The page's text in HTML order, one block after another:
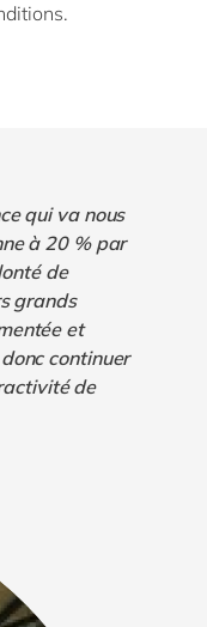
qui va nous
à 20 % par
de
grands
et
continuer
de